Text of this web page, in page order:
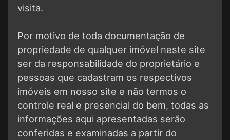
visita.
Por motivo de toda documentação de
propriedade de qualquer imóvel neste site
ser da responsabilidade do proprietário e
pessoas que cadastram os respectivos
imóveis em nosso site e não termos o
controle real e presencial do bem, todas as
informações aqui apresentadas serão
conferidas e examinadas a partir do